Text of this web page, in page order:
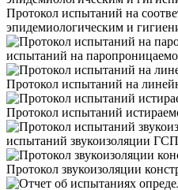
Протокол испытаний на
эпидемиологическим и
испытаний на
Протокол испытаний на
Протокол испытаний
испытаний звукоизоляции ГСП
Протокол звукоизоляции